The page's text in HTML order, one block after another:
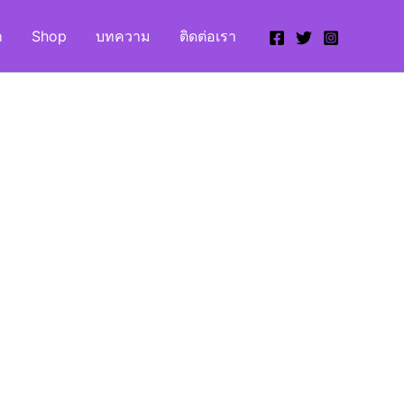
Shop บทความ ติดต่อเรา